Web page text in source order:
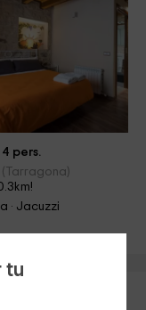
tu
pers.
· Jacuzzi